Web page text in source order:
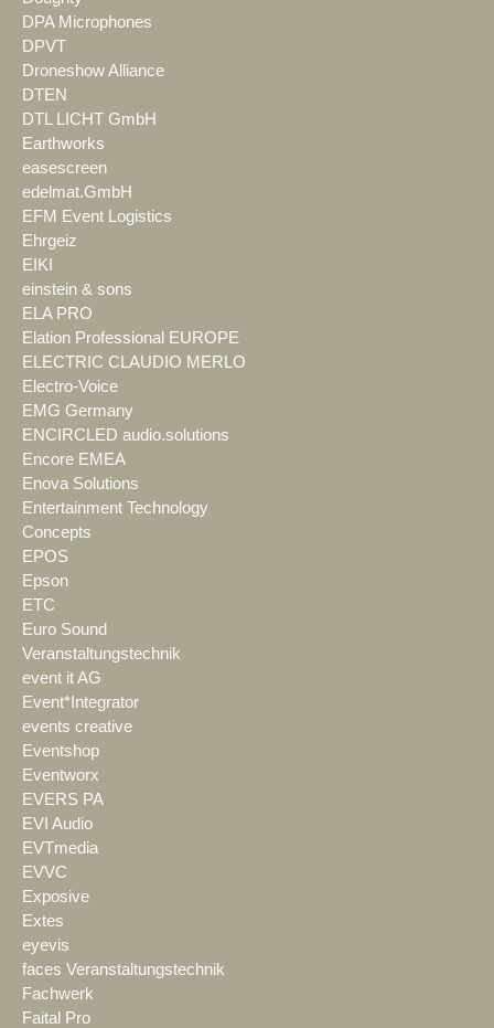
DPA Microphones
DPVT
Droneshow Alliance
DTEN
DTL LICHT GmbH
Earthworks
easescreen
edelmat.GmbH
EFM Event Logistics
Ehrgeiz
EIKI
einstein & sons
ELA PRO
Elation Professional EUROPE
ELECTRIC CLAUDIO MERLO
Electro-Voice
EMG Germany
ENCIRCLED audio.solutions
Encore EMEA
Enova Solutions
Entertainment Technology
Concepts
EPOS
Epson
ETC
Euro Sound
Veranstaltungstechnik
event it AG
Event*Integrator
events creative
Eventshop
Eventworx
EVERS PA
EVI Audio
EVTmedia
EVVC
Exposive
Extes
eyevis
faces Veranstaltungstechnik
Fachwerk
Faital Pro